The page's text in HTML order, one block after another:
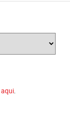
aqui.